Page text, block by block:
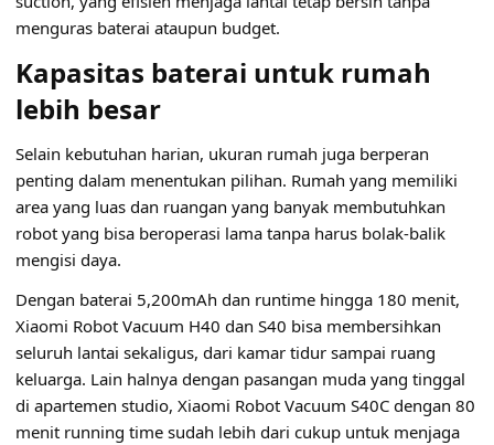
menguras baterai ataupun budget.
Kapasitas baterai untuk rumah
lebih besar
Selain kebutuhan harian, ukuran rumah juga berperan
penting dalam menentukan pilihan. Rumah yang memiliki
area yang luas dan ruangan yang banyak membutuhkan
robot yang bisa beroperasi lama tanpa harus bolak-balik
mengisi daya.
Dengan baterai 5,200mAh dan runtime hingga 180 menit,
Xiaomi Robot Vacuum H40 dan S40 bisa membersihkan
seluruh lantai sekaligus, dari kamar tidur sampai ruang
keluarga. Lain halnya dengan pasangan muda yang tinggal
di apartemen studio, Xiaomi Robot Vacuum S40C dengan 80
menit running time sudah lebih dari cukup untuk menjaga